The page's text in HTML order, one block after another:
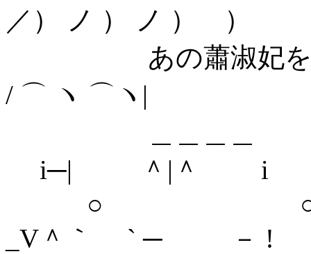
／） ノ ） ノ ） ）
あの蕭淑妃を追
/ ⌒ ヽ ⌒ヽ|
i─| ＾|＾ i
○
_V＾｀ ` ─ ゝ－ !